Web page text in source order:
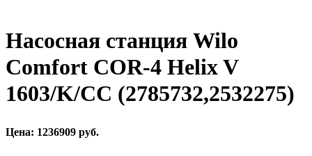
Насосная станция Wilo
Comfort COR-4 Helix V
1603/K/CC (2785732,2532275)
Цена: 1236909 руб.